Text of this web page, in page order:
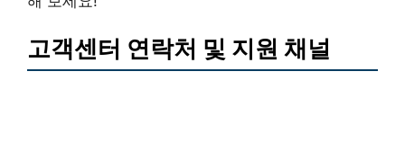
고객센터 연락처 및 지원 채널